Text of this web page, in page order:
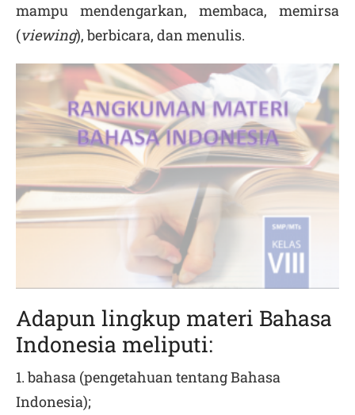
mampu mendengarkan, membaca, memirsa
(viewing), berbicara, dan menulis.
Adapun lingkup materi Bahasa
Indonesia meliputi:
1. bahasa (pengetahuan tentang Bahasa
Indonesia);